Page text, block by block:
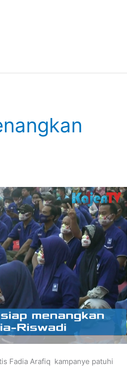
Fadia Arafiq kampanye patuhi